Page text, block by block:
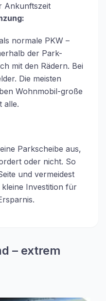
Ankunftszeit
normale PKW –
der Park-
mit den Rädern. Bei
Die meisten
Wohnmobil-große
alle.
Parkscheibe aus,
oder nicht. So
und vermeidest
kleine Investition für
– extrem